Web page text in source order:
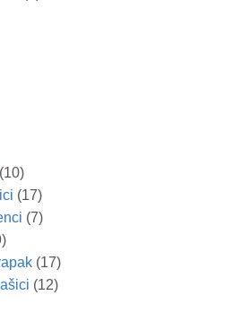
(10)
(17)
(7)
(17)
(12)